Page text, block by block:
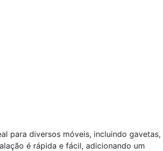
para diversos móveis, incluindo gavetas,
é rápida e fácil, adicionando um